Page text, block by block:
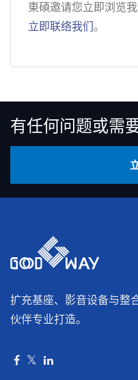
東碩邀请您立即浏览
立即联络我们。
有任何问题或需
扩充基座、影音设备与整
伙伴专业打造。